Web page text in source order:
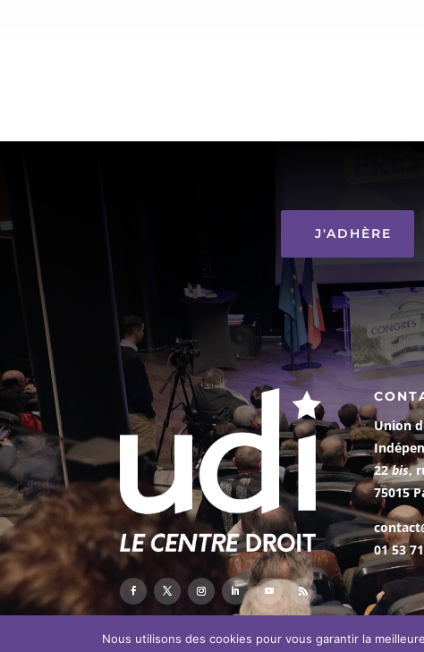
J'ADHÈRE
Union
22bis,
75015
01 53
Nous utilisons des cookies pour vous garantir la